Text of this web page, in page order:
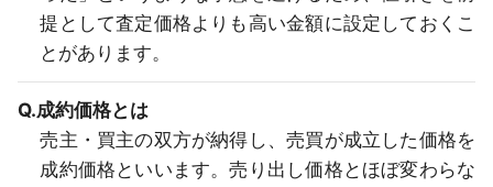
提として査定価格よりも高い金額に設定しておくこ
とがあります。
Q.成約価格とは
売主・買主の双方が納得し、売買が成立した価格を
成約価格といいます。売り出し価格とほぼ変わらな